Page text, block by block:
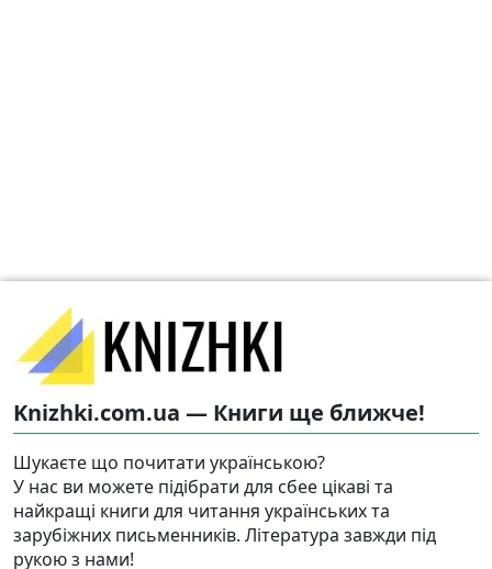
Knizhki.com.ua — Книги ще ближче!
Шукаєте що почитати українською?
У нас ви можете підібрати для сбее цікаві та
найкращі книги для читання українських та
зарубіжних письменників. Література завжди під
рукою з нами!